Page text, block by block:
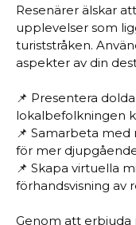
Resenärer älskar
upplevelser som
turiststråken.
aspekter av din
📌 Presentera
lokalbefolkningen
📌 Samarbeta
för mer
📌 Skapa virtuella
förhandsvisning av
Genom att erbjuda